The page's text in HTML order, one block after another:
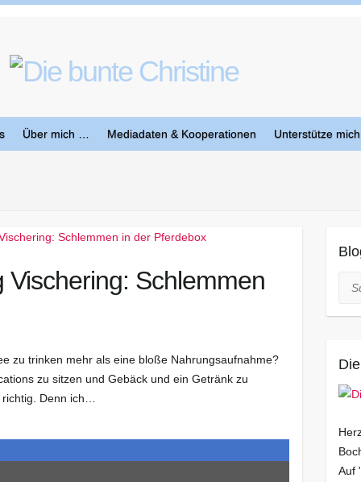
Über mich … Mediadaten & Kooperationen Unterstütze mich
Vischering: Schlemmen
zu trinken mehr als eine bloße Nahrungsaufnahme?
zu sitzen und Gebäck und ein Getränk zu
Denn ich…
Auf